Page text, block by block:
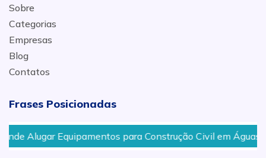
Sobre
Categorias
Empresas
Blog
Contatos
Frases Posicionadas
Alugar Equipamentos para Construção Civil em Águas de